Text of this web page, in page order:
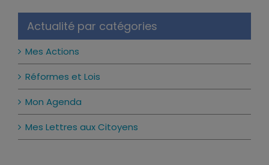
Actualité par catégories
Mes Actions
Réformes et Lois
Mon Agenda
Mes Lettres aux Citoyens